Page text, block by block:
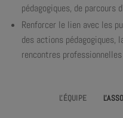
pédagogiques, de parcours
Renforcer le lien avec les
des actions pédagogiques,
rencontres
L'ÉQUIPE